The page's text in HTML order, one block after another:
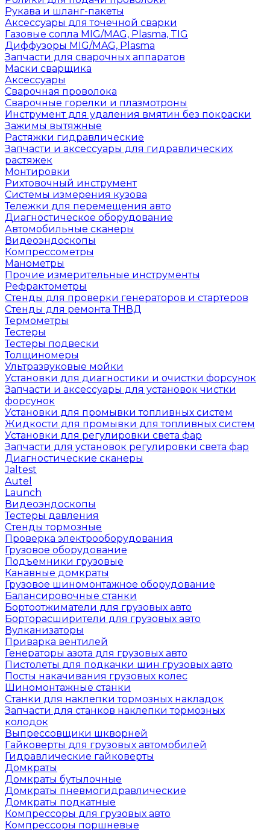
Рукава и шланг-пакеты
Аксессуары для точечной сварки
Газовые сопла MIG/MAG, Plasma, TIG
Диффузоры MIG/MAG, Plasma
Запчасти для сварочных аппаратов
Маски сварщика
Аксессуары
Сварочная проволока
Сварочные горелки и плазмотроны
Инструмент для удаления вмятин без покраски
Зажимы вытяжные
Растяжки гидравлические
Запчасти и аксессуары для гидравлических
растяжек
Монтировки
Рихтовочный инструмент
Системы измерения кузова
Тележки для перемещения авто
Диагностическое оборудование
Автомобильные сканеры
Видеоэндоскопы
Компрессометры
Манометры
Прочие измерительные инструменты
Рефрактометры
Стенды для проверки генераторов и стартеров
Стенды для ремонта ТНВД
Термометры
Тестеры
Тестеры подвески
Толщиномеры
Ультразвуковые мойки
Установки для диагностики и очистки форсунок
Запчасти и аксессуары для установок чистки
форсунок
Установки для промывки топливных систем
Жидкости для промывки для топливных систем
Установки для регулировки света фар
Запчасти для установок регулировки света фар
Диагностические сканеры
Jaltest
Autel
Launch
Видеоэндоскопы
Тестеры давления
Стенды тормозные
Проверка электрооборудования
Грузовое оборудование
Подъемники грузовые
Канавные домкраты
Грузовое шиномонтажное оборудование
Балансировочные станки
Бортоотжиматели для грузовых авто
Борторасширители для грузовых авто
Вулканизаторы
Приварка вентилей
Генераторы азота для грузовых авто
Пистолеты для подкачки шин грузовых авто
Посты накачивания грузовых колес
Шиномонтажные станки
Станки для наклепки тормозных накладок
Запчасти для станков наклепки тормозных
колодок
Выпрессовщики шкворней
Гайковерты для грузовых автомобилей
Гидравлические гайковерты
Домкраты
Домкраты бутылочные
Домкраты пневмогидравлические
Домкраты подкатные
Компрессоры для грузовых авто
Компрессоры поршневые